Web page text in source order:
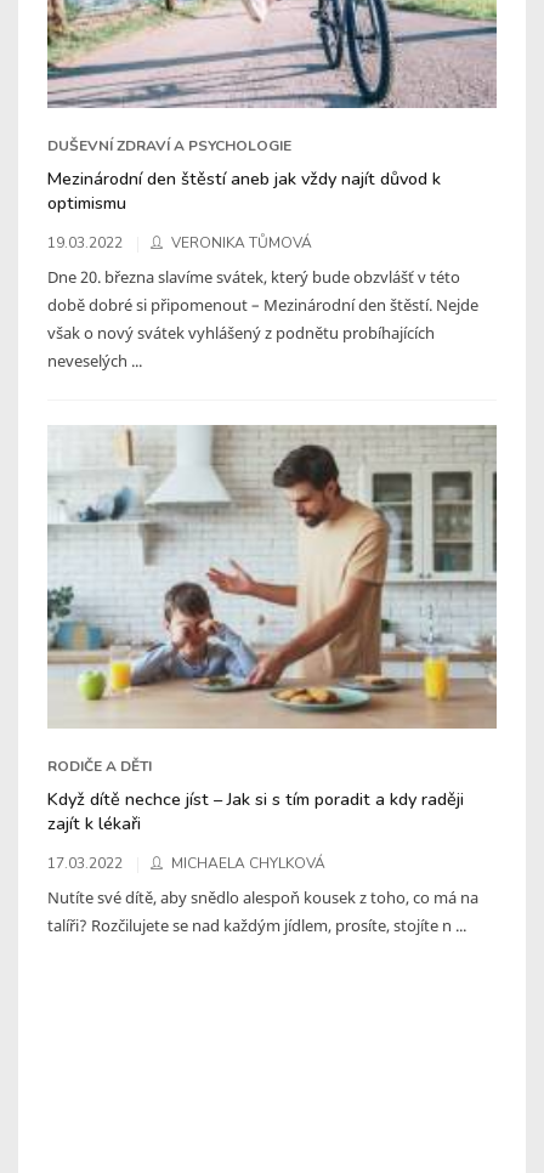
DUŠEVNÍ ZDRAVÍ A PSYCHOLOGIE
Mezinárodní den štěstí aneb jak vždy najít důvod k
optimismu
19.03.2022 VERONIKA TŮMOVÁ
Dne 20. března slavíme svátek, který bude obzvlášť v této
době dobré si připomenout – Mezinárodní den štěstí. Nejde
však o nový svátek vyhlášený z podnětu probíhajících
neveselých ...
RODIČE A DĚTI
Když dítě nechce jíst – Jak si s tím poradit a kdy raději
zajít k lékaři
17.03.2022 MICHAELA CHYLKOVÁ
Nutíte své dítě, aby snědlo alespoň kousek z toho, co má na
talíři? Rozčilujete se nad každým jídlem, prosíte, stojíte n ...